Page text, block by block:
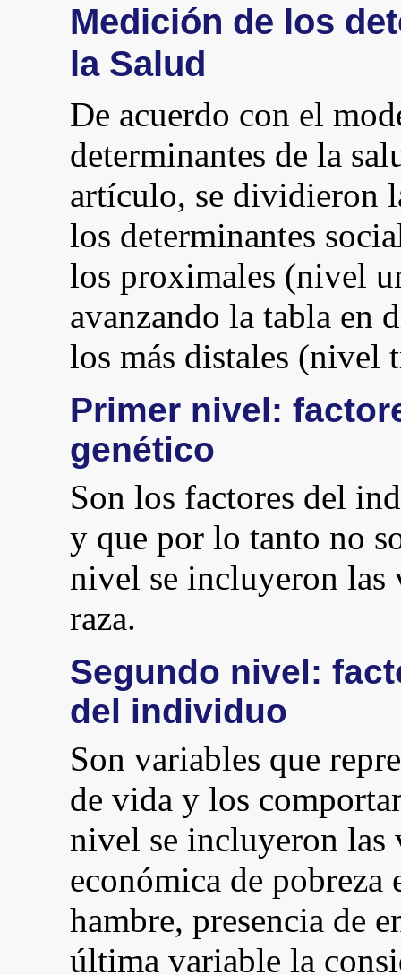
Medición de los
la Salud
De acuerdo con el
determinantes de la
artículo, se dividieron
los determinantes
los proximales (nivel
avanzando la tabla en
los más distales (nivel
Primer nivel:
genético
Son los factores del
y que por lo tanto no
nivel se incluyeron las
raza.
Segundo nivel:
del individuo
Son variables que
de vida y los
nivel se incluyeron las
económica de pobreza
hambre, presencia de
última variable la